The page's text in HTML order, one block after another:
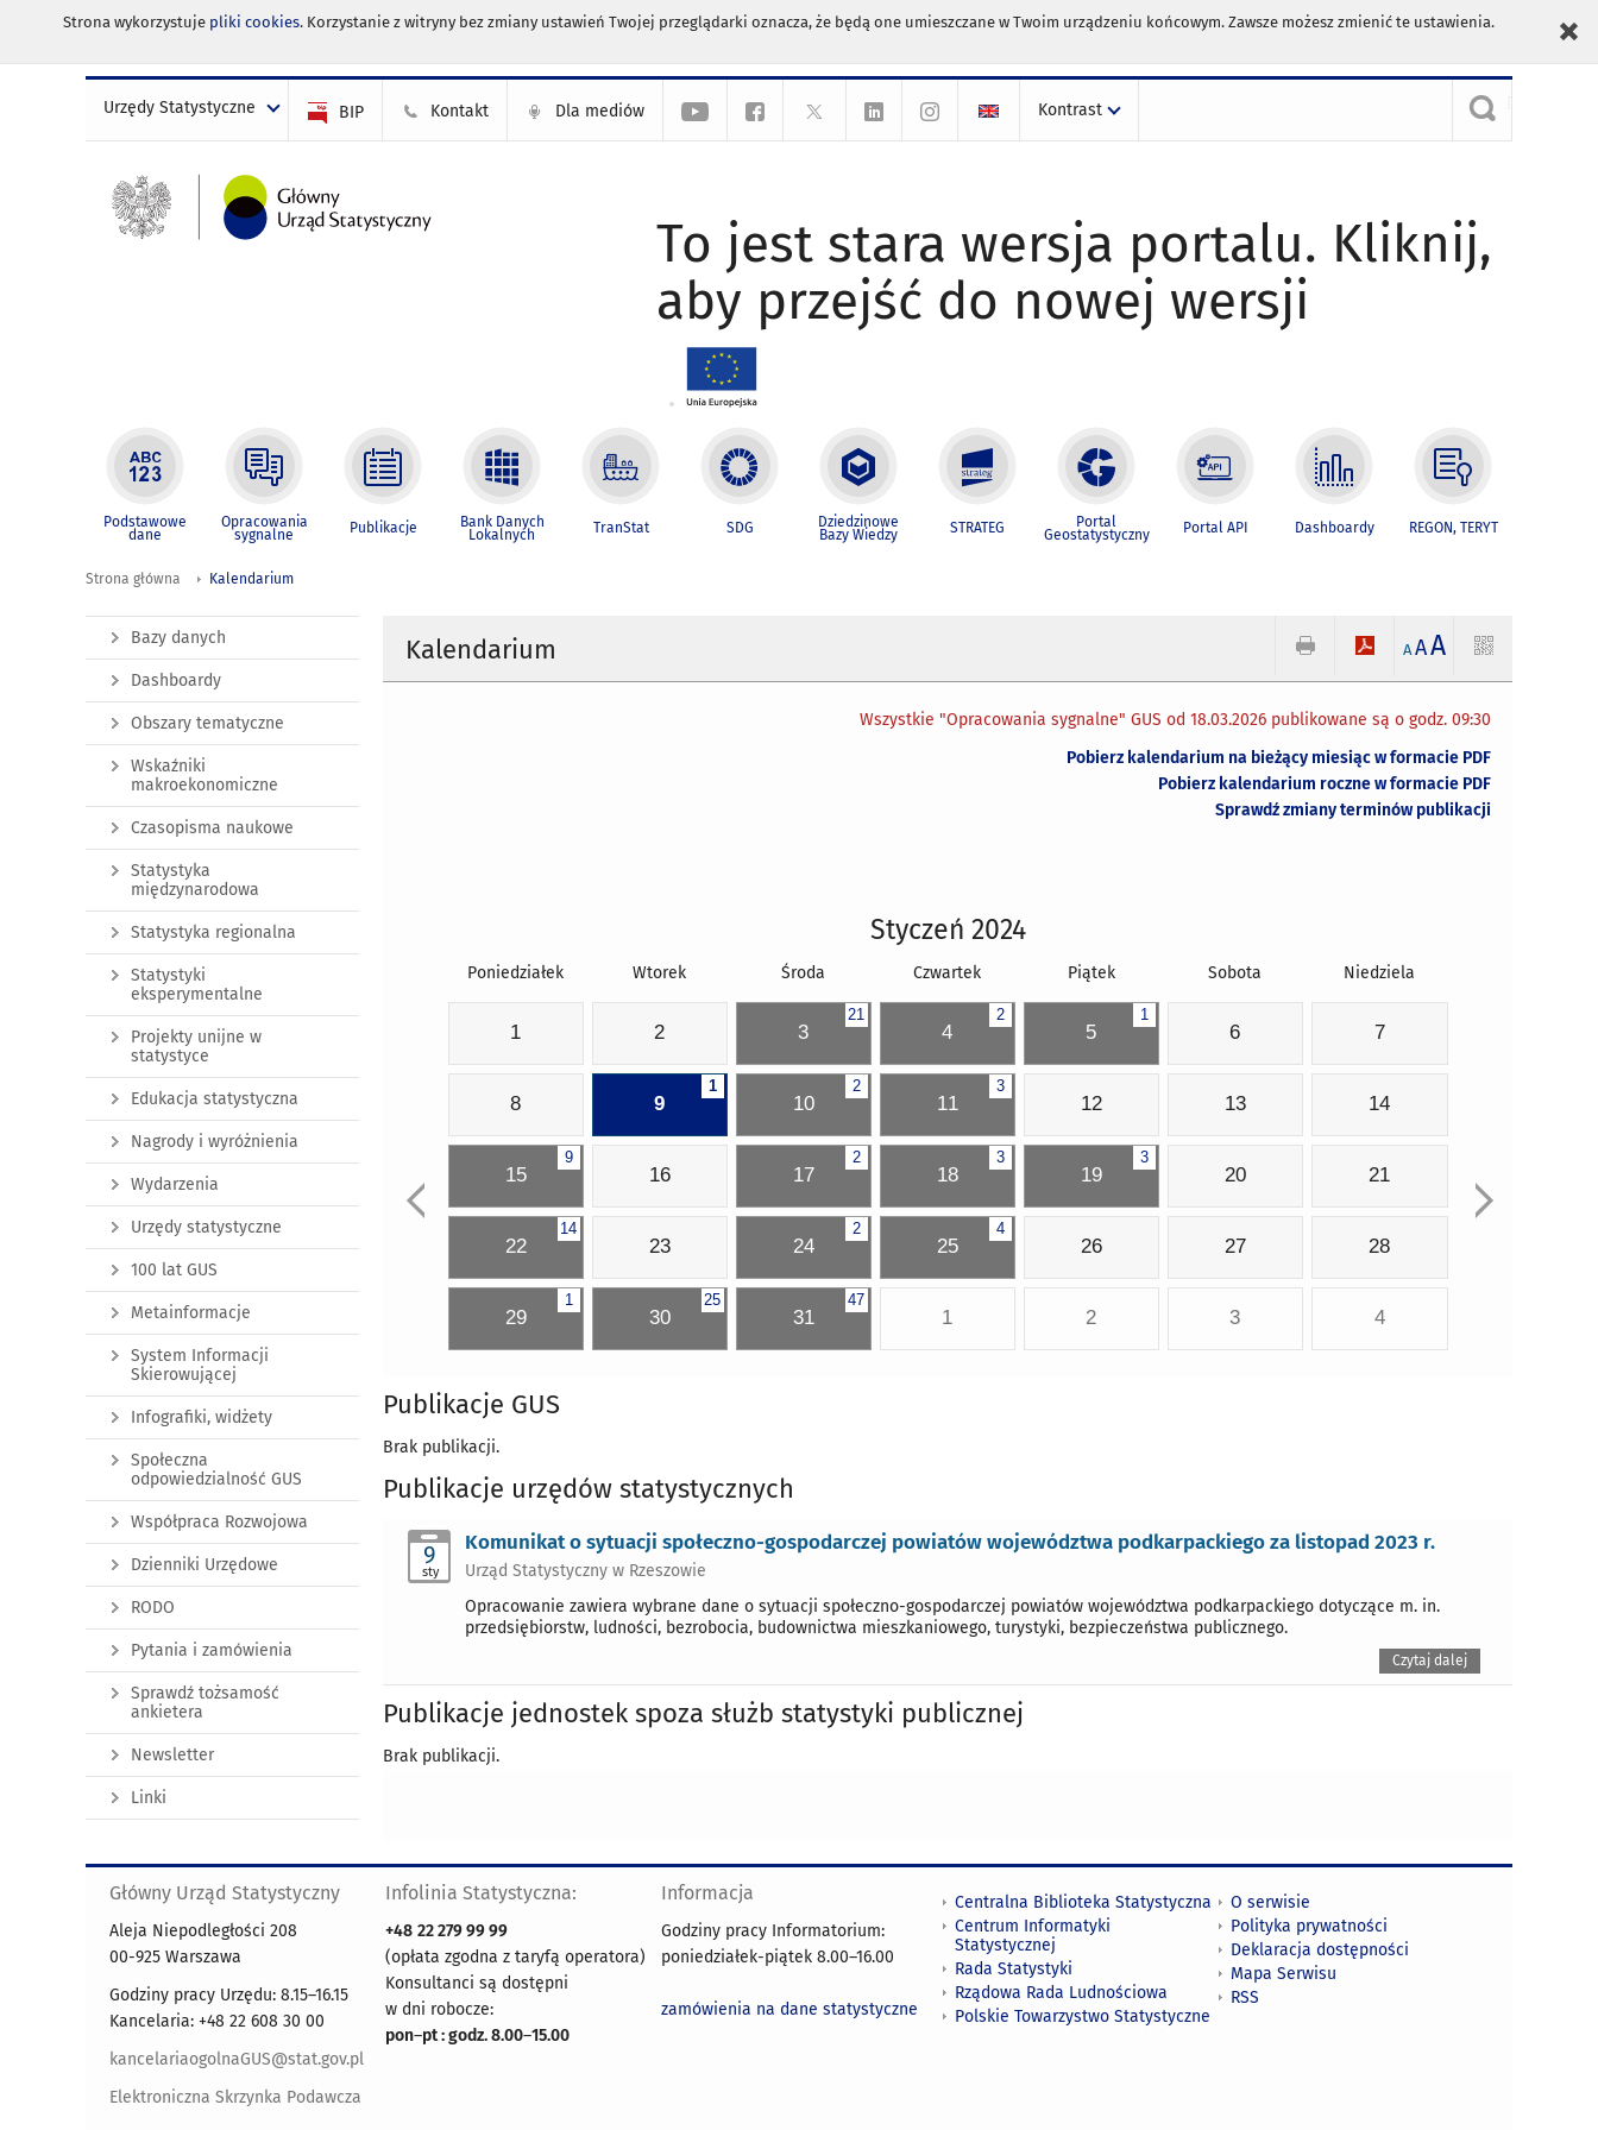
Strona wykorzystuje pliki cookies. Korzystanie z witryny bez zmiany ustawień Twojej przeglądarki oznacza, że będą one umieszczane w Twoim urządzeniu końcowym. Zawsze możesz zmienić te ustawienia.
Urzędy Statystyczne BIP Kontakt Dla mediów Kontrast
To jest stara wersja portalu. Kliknij,
aby przejść do nowej wersji
Podstawowe
dane
Opracowania
sygnalne Publikacje Bank Danych
Lokalnych TranStat SDG Dziedzinowe
Bazy Wiedzy STRATEG Portal
Geostatystyczny Portal API Dashboardy REGON, TERYT
Strona główna Kalendarium
Kalendarium A AA
Wszystkie "Opracowania sygnalne" GUS od 18.03.2026 publikowane są o godz. 09:30
Pobierz kalendarium na bieżący miesiąc w formacie PDF
Pobierz kalendarium roczne w formacie PDF
Sprawdź zmiany terminów publikacji
Styczeń 2024
Poniedziałek Wtorek Środa Czwartek Piątek Sobota Niedziela
1 2
21
3
2
4
1
5 6 7
8
1
9
2
10
3
11 12 13 14
9
15 16
2
17
3
18
3
19 20 21
14
22 23
2
24
4
25 26 27 28
1
29
25
30
47
31 1 2 3 4
Publikacje GUS
Brak publikacji.
Publikacje urzędów statystycznych
9
sty
Komunikat o sytuacji społeczno-gospodarczej powiatów województwa podkarpackiego za listopad 2023 r.
Urząd Statystyczny w Rzeszowie
Opracowanie zawiera wybrane dane o sytuacji społeczno-gospodarczej powiatów województwa podkarpackiego dotyczące m. in.
przedsiębiorstw, ludności, bezrobocia, budownictwa mieszkaniowego, turystyki, bezpieczeństwa publicznego.
Czytaj dalej
Publikacje jednostek spoza służb statystyki publicznej
Brak publikacji.
Bazy danych
Dashboardy
Obszary tematyczne
Wskaźniki
makroekonomiczne
Czasopisma naukowe
Statystyka
międzynarodowa
Statystyka regionalna
Statystyki
eksperymentalne
Projekty unijne w
statystyce
Edukacja statystyczna
Nagrody i wyróżnienia
Wydarzenia
Urzędy statystyczne
100 lat GUS
Metainformacje
System Informacji
Skierowującej
Infografiki, widżety
Społeczna
odpowiedzialność GUS
Współpraca Rozwojowa
Dzienniki Urzędowe
RODO
Pytania i zamówienia
Sprawdź tożsamość
ankietera
Newsletter
Linki
Główny Urząd Statystyczny
Aleja Niepodległości 208
00-925 Warszawa
Godziny pracy Urzędu: 8.15–16.15
Kancelaria: +48 22 608 30 00
kancelariaogolnaGUS@stat.gov.pl
Elektroniczna Skrzynka Podawcza
Infolinia Statystyczna:
+48 22 279 99 99
(opłata zgodna z taryfą operatora)
Konsultanci są dostępni
w dni robocze:
pon–pt : godz. 8.00–15.00
Informacja
Godziny pracy Informatorium:
poniedziałek-piątek 8.00–16.00
zamówienia na dane statystyczne
Centralna Biblioteka Statystyczna
Centrum Informatyki
Statystycznej
Rada Statystyki
Rządowa Rada Ludnościowa
Polskie Towarzystwo Statystyczne
O serwisie
Polityka prywatności
Deklaracja dostępności
Mapa Serwisu
RSS